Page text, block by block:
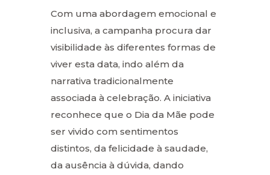
Com uma abordagem emocional e
inclusiva, a campanha procura dar
visibilidade às diferentes formas de
viver esta data, indo além da
narrativa tradicionalmente
associada à celebração. A iniciativa
reconhece que o Dia da Mãe pode
ser vivido com sentimentos
distintos, da felicidade à saudade,
da ausência à dúvida, dando